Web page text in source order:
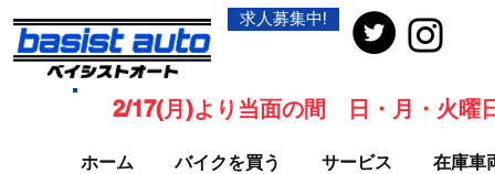
求人募集中!
ホーム バイクを買う サービス 在庫車
2/17(月)より当面の間 日・月・火曜